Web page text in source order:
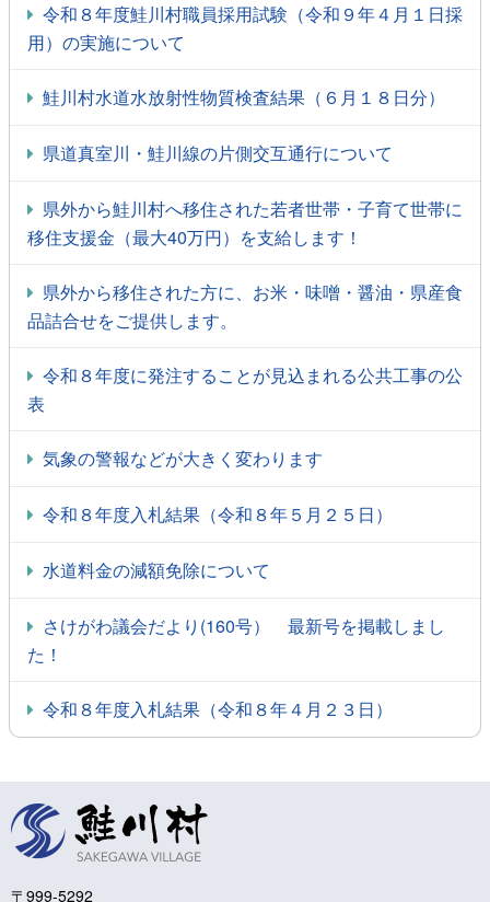
令和８年度鮭川村職員採用試験（令和９年４月１日採
用）の実施について
鮭川村水道水放射性物質検査結果（６月１８日分）
県道真室川・鮭川線の片側交互通行について
県外から鮭川村へ移住された若者世帯・子育て世帯に
移住支援金（最大40万円）を支給します！
県外から移住された方に、お米・味噌・醤油・県産食
品詰合せをご提供します。
令和８年度に発注することが見込まれる公共工事の公
表
気象の警報などが大きく変わります
令和８年度入札結果（令和８年５月２５日）
水道料金の減額免除について
さけがわ議会だより(160号） 最新号を掲載しまし
た！
令和８年度入札結果（令和８年４月２３日）
〒999-5292